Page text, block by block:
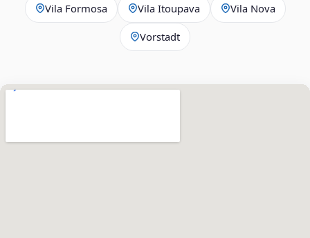
Vila Formosa Vila Itoupava Vila Nova
Vorstadt